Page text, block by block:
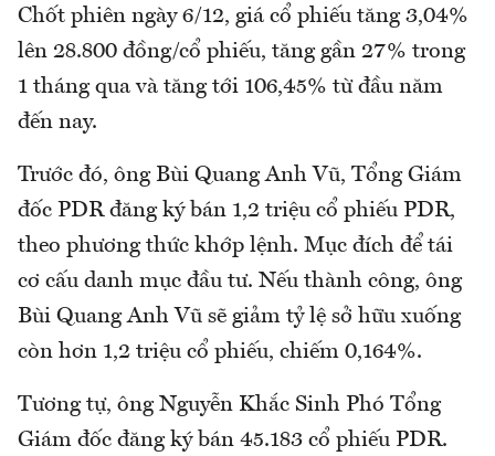
Chốt phiên ngày 6/12, giá cổ phiếu tăng 3,04%
lên 28.800 đồng/cổ phiếu, tăng gần 27% trong
1 tháng qua và tăng tới 106,45% từ đầu năm
đến nay.
Trước đó, ông Bùi Quang Anh Vũ, Tổng Giám
đốc PDR đăng ký bán 1,2 triệu cổ phiếu PDR,
theo phương thức khớp lệnh. Mục đích để tái
cơ cấu danh mục đầu tư. Nếu thành công, ông
Bùi Quang Anh Vũ sẽ giảm tỷ lệ sở hữu xuống
còn hơn 1,2 triệu cổ phiếu, chiếm 0,164%.
Tương tự, ông Nguyễn Khắc Sinh Phó Tổng
Giám đốc đăng ký bán 45.183 cổ phiếu PDR.